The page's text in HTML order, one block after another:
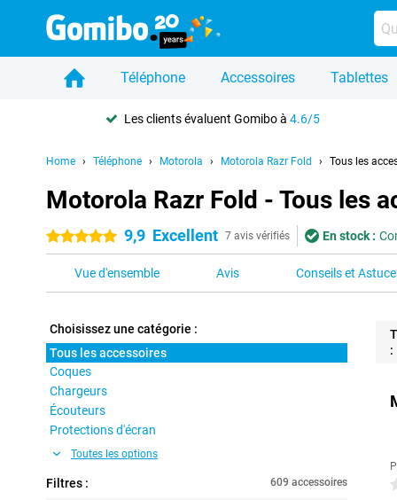
Téléphone Accessoires Tablettes
Les clients évaluent Gomibo à4.6/5
Home Téléphone Motorola Motorola Razr Fold Tous les
Motorola Razr Fold - Tous les
5 étoiles 9,9 Excellent 7 avis vérifiés En stock :
Vue d'ensemble Avis Conseils et
Choisissez une catégorie :
Tous les accessoires
Coques
Chargeurs
Écouteurs
Protections d'écran
Toutes les options
Filtres : 609 accessoires
: